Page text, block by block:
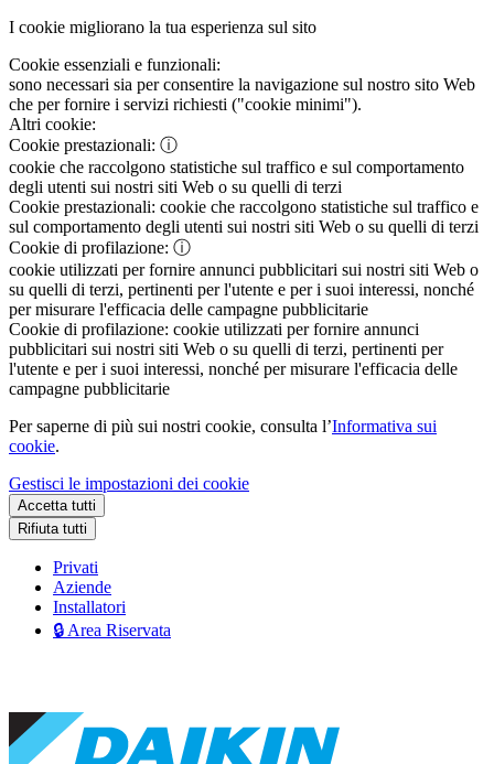
I cookie migliorano la tua esperienza sul sito
Cookie essenziali e funzionali:
sono necessari sia per consentire la navigazione sul nostro sito Web
che per fornire i servizi richiesti ("cookie minimi").
Altri cookie:
Cookie prestazionali: ⓘ
cookie che raccolgono statistiche sul traffico e sul comportamento
degli utenti sui nostri siti Web o su quelli di terzi
Cookie prestazionali: cookie che raccolgono statistiche sul traffico e
sul comportamento degli utenti sui nostri siti Web o su quelli di terzi
Cookie di profilazione: ⓘ
cookie utilizzati per fornire annunci pubblicitari sui nostri siti Web o
su quelli di terzi, pertinenti per l'utente e per i suoi interessi, nonché
per misurare l'efficacia delle campagne pubblicitarie
Cookie di profilazione: cookie utilizzati per fornire annunci
pubblicitari sui nostri siti Web o su quelli di terzi, pertinenti per
l'utente e per i suoi interessi, nonché per misurare l'efficacia delle
campagne pubblicitarie
Per saperne di più sui nostri cookie, consulta l’Informativa sui
cookie.
Gestisci le impostazioni dei cookie
Accetta tutti
Rifiuta tutti
Privati
Aziende
Installatori
🔒 Area Riservata